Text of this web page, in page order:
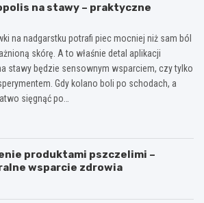
na stawy – praktyczne
na nadgarstku potrafi piec mocniej niż sam ból
skórę. A to właśnie detal aplikacji
stawy będzie sensownym wsparciem, czy tylko
Gdy kolano boli po schodach, a
sięgnąć po…
produktami pszczelimi –
wsparcie zdrowia